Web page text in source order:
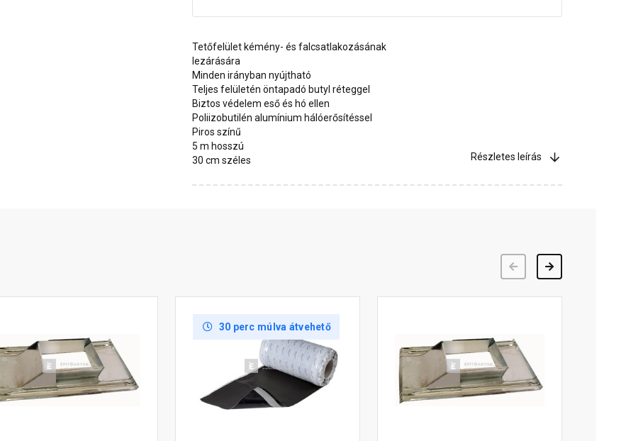
Tetőfelület kémény- és falcsatlakozásának
lezárására
Minden irányban nyújtható
Teljes felületén öntapadó butyl réteggel
Biztos védelem eső és hó ellen
Poliizobutilén alumínium hálóerősítéssel
Piros színű
5 m hosszú
30 cm széles
Részletes leírás
30 perc múlva átvehető